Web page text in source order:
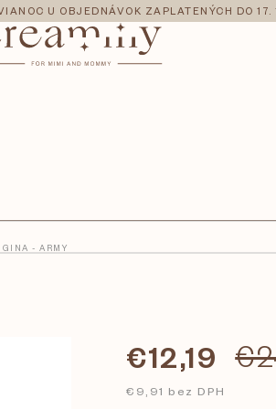
U OBJEDNÁVOK ZAPLATENÝCH DO 17.
GINA - ARMY
€12,19
€9,91 bez DPH